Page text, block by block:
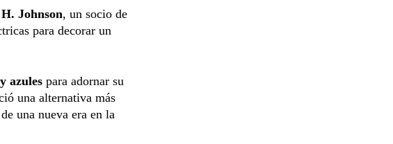
Johnson, un socio de
para decorar un
azules para adornar su
una alternativa más
una nueva era en la